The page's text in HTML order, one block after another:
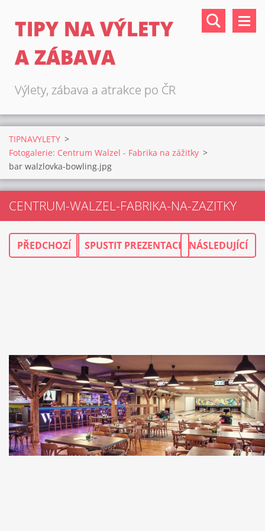
TIPY NA VÝLETY
A ZÁBAVA
Výlety, zábava a atrakce po ČR
TIPNAVYLETY >
Fotogalerie: Centrum Walzel - Fabrika na zážitky >
bar walzlovka-bowling.jpg
CENTRUM-WALZEL-FABRIKA-NA-ZAZITKY
PŘEDCHOZÍ SPUSTIT PREZENTACI NÁSLEDUJÍCÍ